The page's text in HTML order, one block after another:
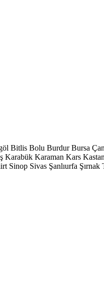
Bitlis Bolu Burdur Bursa
Karabük Karaman Kars
Sinop Sivas Şanlıurfa Şırnak